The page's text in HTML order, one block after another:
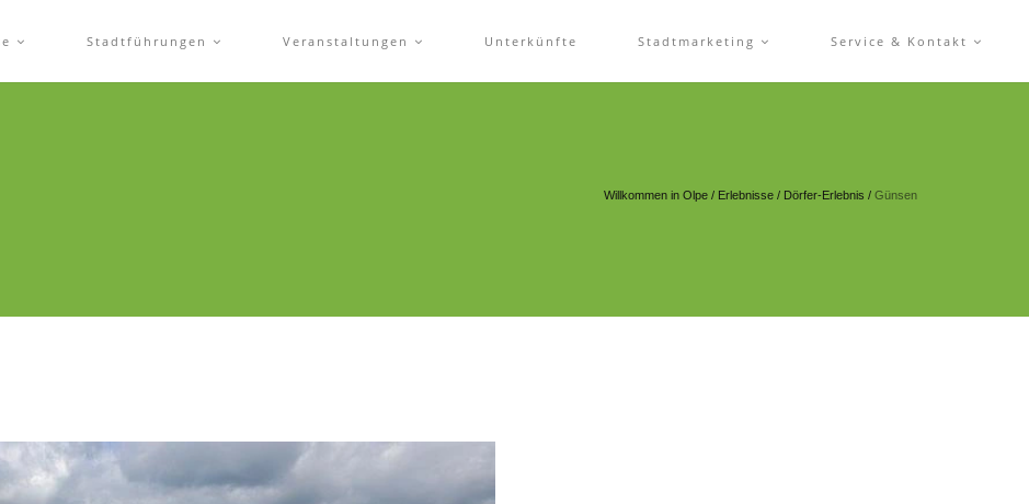
Stadtführungen Veranstaltungen Unterkünfte Stadtmarketing Service & Kontakt
Willkommen in Olpe / Erlebnisse / Dörfer-Erlebnis / Günsen